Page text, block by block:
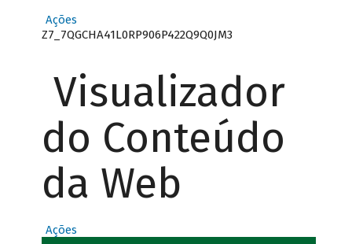
Ações
Z7_7QGCHA41L0RP906P422Q9Q0JM3
Visualizador
do Conteúdo
da Web
Ações